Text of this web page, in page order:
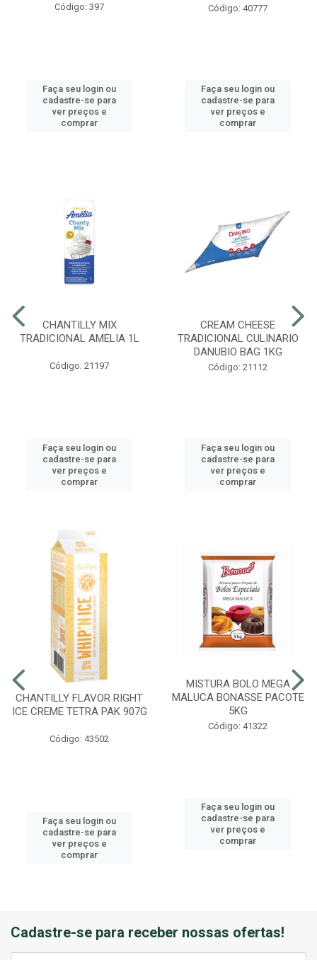
Código: 397
Faça seu login ou
cadastre-se para
ver preços e
comprar
Código: 40777
Faça seu login ou
cadastre-se para
ver preços e
comprar
CHANTILLY MIX
TRADICIONAL AMELIA 1L
Código: 21197
Faça seu login ou
cadastre-se para
ver preços e
comprar
CREAM CHEESE
TRADICIONAL CULINARIO
DANUBIO BAG 1KG
Código: 21112
Faça seu login ou
cadastre-se para
ver preços e
comprar
CHANTILLY FLAVOR RIGHT
ICE CREME TETRA PAK 907G
Código: 43502
Faça seu login ou
cadastre-se para
ver preços e
comprar
MISTURA BOLO MEGA
MALUCA BONASSE PACOTE
5KG
Código: 41322
Faça seu login ou
cadastre-se para
ver preços e
comprar
Cadastre-se para receber nossas ofertas!